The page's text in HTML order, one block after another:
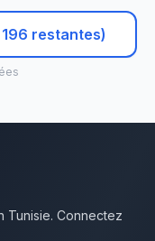
restantes)
Tunisie. Connectez